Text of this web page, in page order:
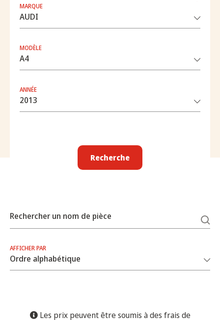
MARQUE
MODÈLE
ANNÉE
Recherche
Rechercher un nom de pièce
AFFICHER PAR
Les prix peuvent être soumis à des frais de